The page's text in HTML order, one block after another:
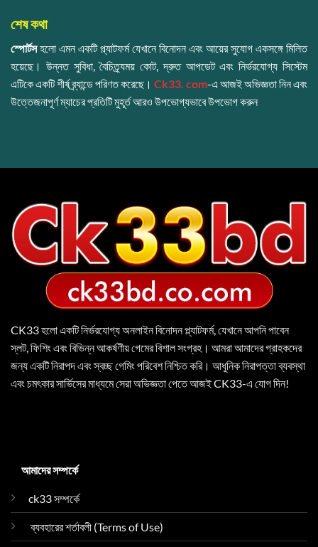
শেষ কথা
স্পোর্টসহলো এমন একটি প্ল্যাটফর্ম যেখানে বিনোদন এবং আয়ের সুযোগ একসঙ্গে মিলিত
হয়েছে। উন্নত সুবিধা, বৈচিত্র্যময় কোট, দ্রুত আপডেট এবং নির্ভরযোগ্য সিস্টেম
এটিকে একটি শীর্ষ ব্র্যান্ডে পরিণত করেছে। Ck33. com-এ আজই অভিজ্ঞতা নিন এবং
উত্তেজনাপূর্ণ ম্যাচের প্রতিটি মুহূর্ত আরও উপভোগ্যভাবে উপভোগ করুন
CK33হলো একটি নির্ভরযোগ্য অনলাইন বিনোদন প্ল্যাটফর্ম, যেখানে আপনি পাবেন
স্লট, ফিশিং এবং বিভিন্ন আকর্ষণীয় গেমের বিশাল সংগ্রহ। আমরা আমাদের গ্রাহকদের
জন্য একটি নিরাপদ এবং স্বচ্ছ গেমিং পরিবেশ নিশ্চিত করি। আধুনিক নিরাপত্তা ব্যবস্থা
এবং চমৎকার সার্ভিসের মাধ্যমে সেরা অভিজ্ঞতা পেতে আজই CK33-এ যোগ দিন!
আমাদের সম্পর্কে
ck33 সম্পর্কে
ব্যবহারের শর্তাবলী (Terms of Use)